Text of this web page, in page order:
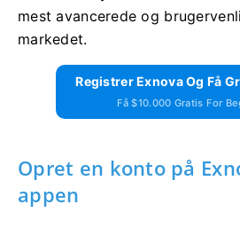
mest avancerede og
markedet.
Registrer Exnova Og Få
Få $10.000 Gratis For
Opret en konto på
appen